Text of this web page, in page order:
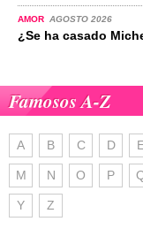
AMOR AGOSTO 2026
¿Se ha casado
Famosos A-Z
A B C D
M N O P
Y Z